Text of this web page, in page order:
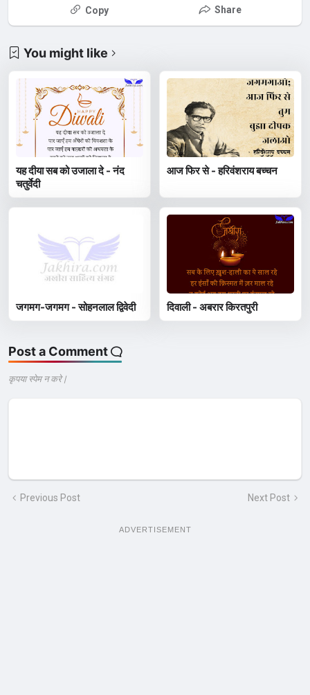
Copy Share
You might like
यह दीया सब को उजाला दे - नंद
चतुर्वेदी
आज फिर से - हरिवंशराय बच्चन
जगमग-जगमग - सोहनलाल द्विवेदी दिवाली - अबरार किरतपुरी
Post a Comment
कृपया स्पेम न करे |
Previous Post Next Post
ADVERTISEMENT